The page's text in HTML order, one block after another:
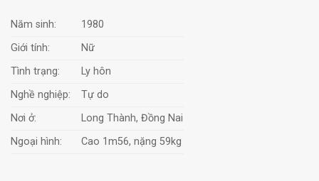
Năm sinh:
1980
Giới tính:
Nữ
Tình trạng:
Ly hôn
Nghề nghiệp:
Tự do
Nơi ở:
Long Thành, Đồng Nai
Ngoại hình:
Cao 1m56, nặng 59kg